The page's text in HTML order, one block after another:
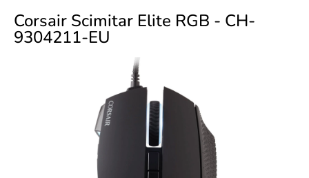
Corsair Scimitar Elite RGB - CH-
9304211-EU